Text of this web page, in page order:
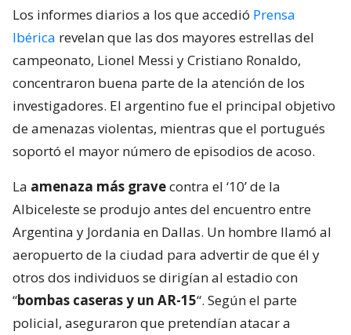
Los informes diarios a los que accedió Prensa
Ibérica revelan que las dos mayores estrellas del
campeonato, Lionel Messi y Cristiano Ronaldo,
concentraron buena parte de la atención de los
investigadores. El argentino fue el principal objetivo
de amenazas violentas, mientras que el portugués
soportó el mayor número de episodios de acoso.
La amenaza más gravecontra el ‘10’ de la
Albiceleste se produjo antes del encuentro entre
Argentina y Jordania en Dallas. Un hombre llamó al
aeropuerto de la ciudad para advertir de que él y
otros dos individuos se dirigían al estadio con
“bombas caseras y un AR-15“. Según el parte
policial, aseguraron que pretendían atacar a